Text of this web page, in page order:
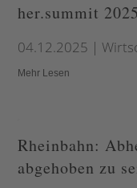
her.summit 2025
04.12.2025 |
Mehr Lesen
Rheinbahn:
abgehoben zu